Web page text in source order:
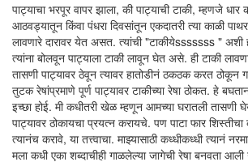
पाट्याचा भरपूर वापर झाला, की पाट्याची टाकी, म्हणजे
आठवड्यातून किंवा पंधरा दिवसांतून एकदातरी त्या काळी
लावणारे दारावर येत असत. त्यांची "टाकीयेsssssss "
त्यांना बोलवून पाट्याला टाकी लावून घेत असे. ही टाकी
तासणी पाट्यावर ठेवून त्यावर हातोडीनं ठकठक करत ठोकून
तुटक रेषांप्रमाणे पूर्ण पाट्यावर टाकीच्या रेषा ठोकत. हे
इच्छा होई. मी कधीतरी खेळ म्हणून आमच्या घरातली तासणी
पाट्यावर ठोकायचा प्रयत्न करायचे. पण पाटा फार
त्यानंच करावे, या तत्त्वाचा. माझ्यासाठी कध्धीकध्धी त्यानं
मला कधी एका शब्दाचीही गाळलेल्या जागेची रेषा बनवता आली